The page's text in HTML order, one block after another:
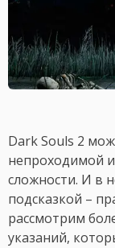
Dark Souls 2
непроходимой
сложности. И в
подсказкой –
рассмотрим
указаний,